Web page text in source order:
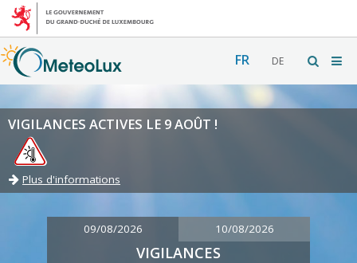
FR DE
VIGILANCES ACTIVES LE 9 AOÛT !
Plus d'informations
09/08/2026 10/08/2026
VIGILANCES